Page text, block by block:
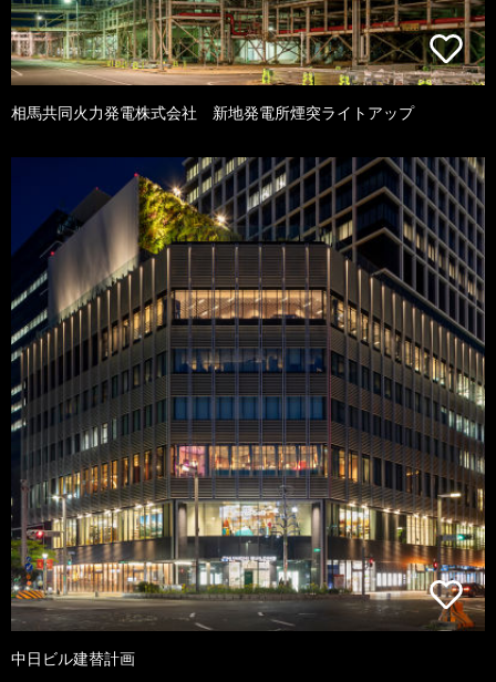
相馬共同火力発電株式会社 新地発電所煙突ライトアップ
中日ビル建替計画